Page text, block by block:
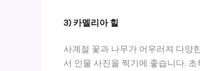
3) 카멜리아 힐
사계절 꽃과 나무가 어우러져 다양
서 인물 사진을 찍기에 좋습니다.